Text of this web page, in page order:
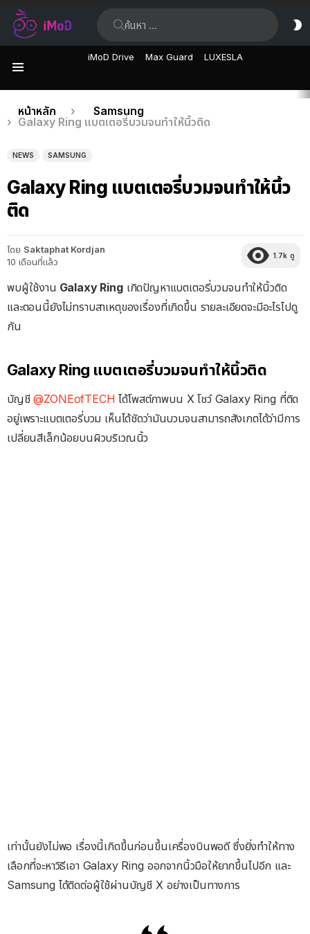
iMoD Drive Max Guard LUXESLA
เรื่อง
ล่าสุด
คุณอยู่ที่นี่:
หน้าหลัก
Samsung
Galaxy Ring แบตเตอรี่บวมจนทำให้นิ้วติด
NEWS SAMSUNG
Galaxy Ring แบตเตอรี่บวมจนทำให้นิ้ว
ติด
โดย Saktaphat Kordjan
10 เดือนที่แล้ว
1.7k ดู
พบผู้ใช้งาน Galaxy Ringเกิดปัญหาแบตเตอรี่บวมจนทำให้นิ้วติด
และตอนนี้ยังไม่ทราบสาเหตุของเรื่องที่เกิดขึ้น รายละเอียดจะมีอะไรไปดู
กัน
Galaxy Ring แบตเตอรี่บวมจนทำให้นิ้วติด
บัญชี@ZONEofTECH ได้โพสต์ภาพบน X โชว์ Galaxy Ring ที่ติด
อยู่เพราะแบตเตอรี่บวม เห็นได้ชัดว่ามันบวมจนสามารถสังเกตได้ว่ามีการ
เปลี่ยนสีเล็กน้อยบนผิวบริเวณนิ้ว
เท่านั้นยังไม่พอ เรื่องนี้เกิดขึ้นก่อนขึ้นเครื่องบินพอดี ซึ่งยิ่งทำให้ทาง
เลือกที่จะหาวิธีเอา Galaxy Ring ออกจากนิ้วมือให้ยากขึ้นไปอีก และ
Samsung ได้ติดต่อผู้ใช้ผ่านบัญชี X อย่างเป็นทางการ